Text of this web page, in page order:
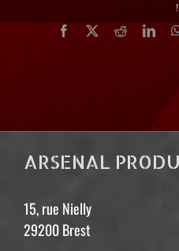
!
Facebook
X Reddit
ARSENAL
15, rue Nielly
29200 Brest